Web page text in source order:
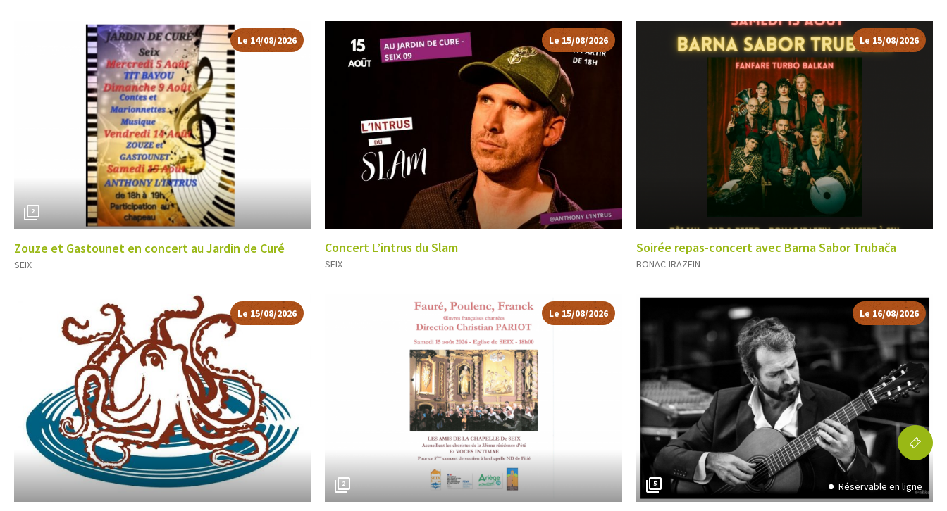
Le 14/08/2026
2
Zouze et Gastounet en concert au Jardin de Curé
SEIX
Le 15/08/2026
Concert L’intrus du Slam
SEIX
Le 15/08/2026
Soirée repas-concert avec Barna Sabor Trubača
BONAC-IRAZEIN
Le 15/08/2026 Le 15/08/2026
2
Le 16/08/2026
5 Réservable en ligne